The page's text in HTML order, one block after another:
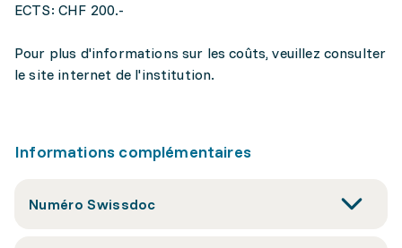
ECTS: CHF 200.-
Pour plus d'informations sur les coûts, veuillez consulter
le site internet de l'institution.
Informations complémentaires
Numéro Swissdoc